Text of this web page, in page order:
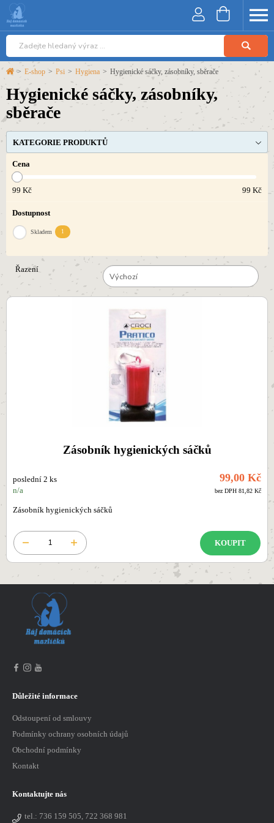
> E-shop > Psi > Hygiena > Hygienické sáčky, zásobníky, sběrače
Hygienické sáčky, zásobníky,
sběrače
KATEGORIE PRODUKTŮ
Cena
99 Kč 99 Kč
Dostupnost
Skladem 1
Řazení
Výchozí
Zásobník hygienických sáčků
poslední 2 ks
n/a
99,00 Kč
bez DPH 81,82 Kč
Zásobník hygienických sáčků
KOUPIT
Důležité informace
Odstoupení od smlouvy
Podmínky ochrany osobních údajů
Obchodní podmínky
Kontakt
Kontaktujte nás
tel.: 736 159 505, 722 368 981